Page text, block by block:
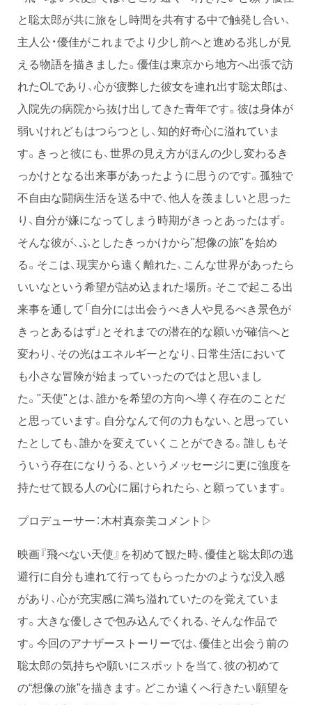
と聡太郎が共に旅をし時間を共有する中で触発し合い、
主人公・優佳がこれまでより少し前へと進める兆しが見
える物語を描きました。優佳は東京から地方へ出張で訪
れたOLであり、心が疲弊した彼女を連れ出す聡太郎は、
入院先の病院から抜け出してきた青年です。彼は身体が
弱いけれどもはつらつとし、知的好奇心に溢れていま
す。きっと彼にも、世界の見え方がほんの少し変わるき
っかけとなる出来事があったように思うのです。孤独で
不自由な闘病生活を送る中で、他人を羨ましいと思った
り、自分が嫌になってしまう時期がきっとあったはず。
そんな彼が、ふとしたきっかけから"想像の旅"を始め
る。そこは、現実から遠く離れた、こんな世界があったら
いいなという希望が詰め込まれた場所。そこで起こる出
来事を通して「自分には出会うべき人や見るべき景色が
きっとあるはず」とそれまでの潜在的な願いが確信へと
変わり、その光はエネルギーとなり、日常生活において
も小さな冒険が始まっていったのではと思いまし
た。"天使"とは、誰かを希望の方向へ導く存在のことだ
と思っています。自分なんて何の力もない、と思ってい
たとしても、誰かを変えていくことができる。誰しもそ
ういう存在になりうる、というメッセージに更に強度を
持たせて観る人の心に届けられたら、と願っています。
プロデューサー：木村真奈美コメント▷
映画『飛べない天使』を初めて観た時、優佳と聡太郎の逃
避行に自分も連れて行ってもらったかのような没入感
があり、心が充実感に満ち溢れていたのを覚えていま
す。大きな優しさで包み込んでくれる、そんな作品で
す。今回のアナザーストーリーでは、優佳と出会う前の
聡太郎の気持ちや願いにスポットを当て、彼の初めて
の“想像の旅”を描きます。どこか遠くへ行きたい願望を